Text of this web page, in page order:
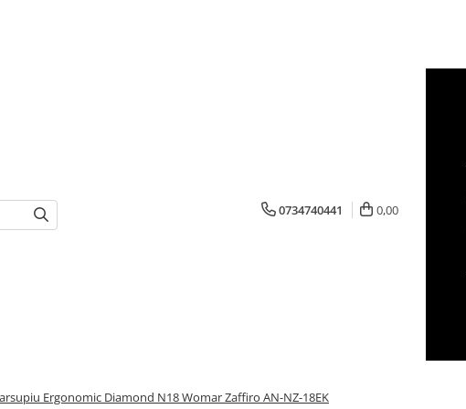
0734740441 0,00
Ergonomic Diamond N18 Womar Zaffiro AN-NZ-18EK